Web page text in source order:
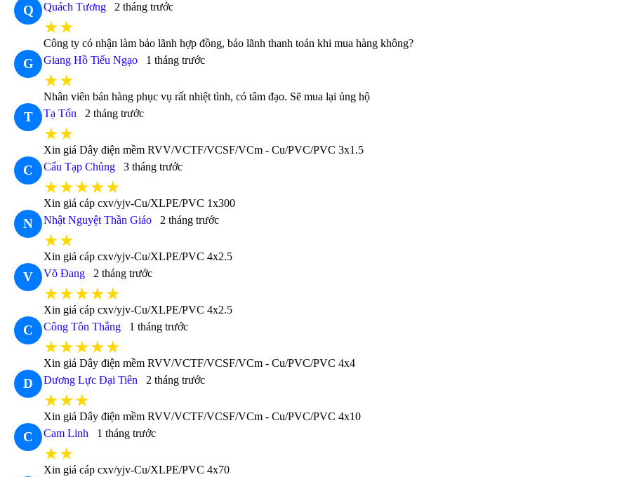
Q Quách Tương 2 tháng trước
★★
Công ty có nhận làm bảo lãnh hợp đồng, bảo lãnh thanh toán khi mua hàng không?
G Giang Hồ Tiếu Ngạo 1 tháng trước
★★
Nhân viên bán hàng phục vụ rất nhiệt tình, có tâm đạo. Sẽ mua lại ủng hộ
T Tạ Tốn 2 tháng trước
★★
Xin giá Dây điện mềm RVV/VCTF/VCSF/VCm - Cu/PVC/PVC 3x1.5
C Cẩu Tạp Chủng 3 tháng trước
★★★★★
Xin giá cáp cxv/yjv-Cu/XLPE/PVC 1x300
N Nhật Nguyệt Thần Giáo 2 tháng trước
★★
Xin giá cáp cxv/yjv-Cu/XLPE/PVC 4x2.5
V Võ Đang 2 tháng trước
★★★★★
Xin giá cáp cxv/yjv-Cu/XLPE/PVC 4x2.5
C Công Tôn Thắng 1 tháng trước
★★★★★
Xin giá Dây điện mềm RVV/VCTF/VCSF/VCm - Cu/PVC/PVC 4x4
D Dương Lực Đại Tiên 2 tháng trước
★★★
Xin giá Dây điện mềm RVV/VCTF/VCSF/VCm - Cu/PVC/PVC 4x10
C Cam Linh 1 tháng trước
★★
Xin giá cáp cxv/yjv-Cu/XLPE/PVC 4x70